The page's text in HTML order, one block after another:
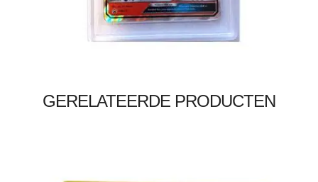
GERELATEERDE PRODUCTEN